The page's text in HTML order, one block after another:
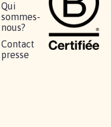
Qui
sommes-
nous?
Contact
presse